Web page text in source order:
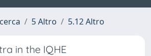
5 Altro 5.12 Altro
in the IQHE